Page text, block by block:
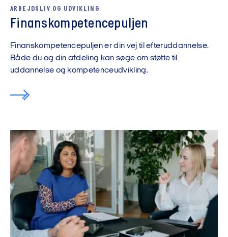
ARBEJDSLIV OG UDVIKLING
Finanskompetencepuljen
Finanskompetencepuljen er din vej til efteruddannelse.
Både du og din afdeling kan søge om støtte til
uddannelse og kompetenceudvikling.